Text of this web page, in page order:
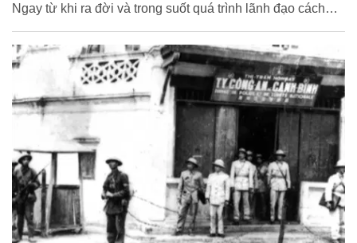
Ngay từ khi ra đời và trong suốt quá trình lãnh đạo cách
CAND.